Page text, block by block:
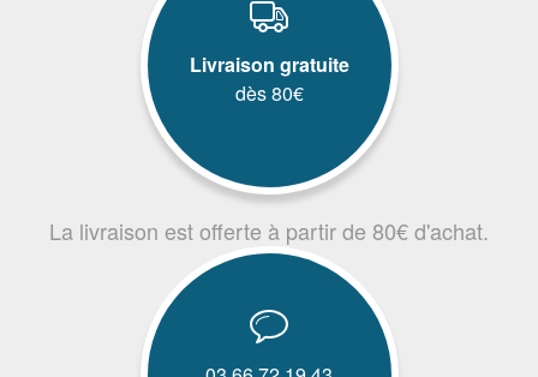
Livraison gratuite
dès 80€
La livraison est offerte à partir de 80€ d'achat.